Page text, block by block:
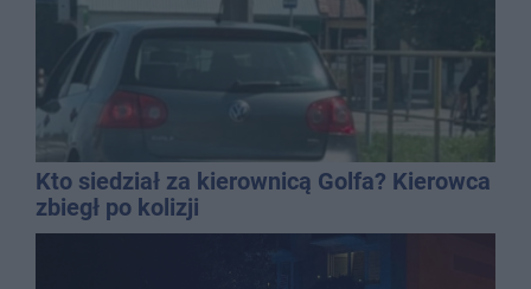
Kto siedział za kierownicą Golfa? Kierowca
zbiegł po kolizji